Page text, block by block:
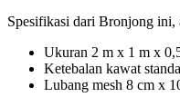
Spesifikasi dari Bronjong ini,
Ukuran 2 m x 1 m x
Ketebalan kawat
Lubang mesh 8 cm x